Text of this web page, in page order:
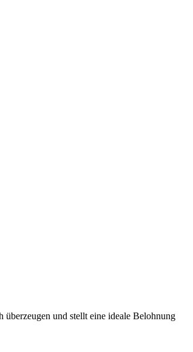
und stellt eine ideale Belohnung